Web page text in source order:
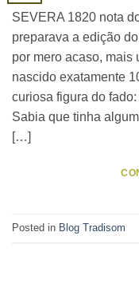
SEVERA 1820 nota
preparava a edição
por mero acaso, mais
nascido exatamente
curiosa figura do
Sabia que tinha
[…]
Posted in Blog Tradisom